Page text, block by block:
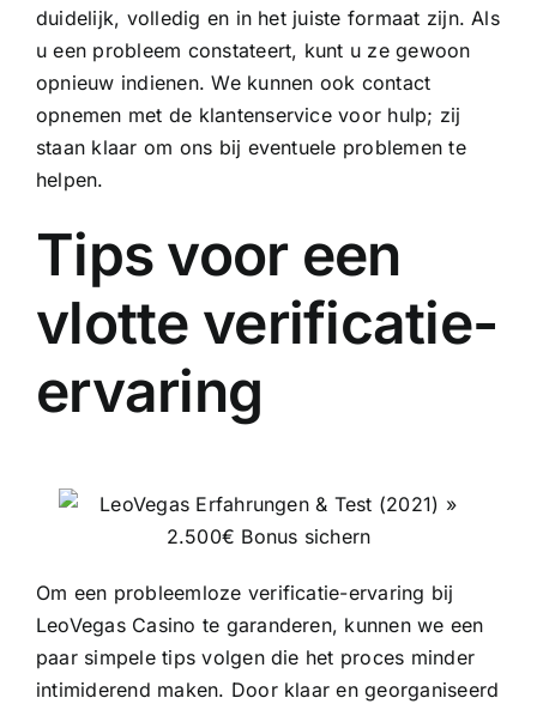
duidelijk, volledig en in het juiste formaat zijn. Als
u een probleem constateert, kunt u ze gewoon
opnieuw indienen. We kunnen ook contact
opnemen met de klantenservice voor hulp; zij
staan klaar om ons bij eventuele problemen te
helpen.
Tips voor een
vlotte verificatie-
ervaring
Om een probleemloze verificatie-ervaring bij
LeoVegas Casino te garanderen, kunnen we een
paar simpele tips volgen die het proces minder
intimiderend maken. Door klaar en georganiseerd